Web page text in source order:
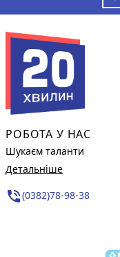
РОБОТА У НАС
Шукаєм таланти
Детальніше
phone_in_talk(0382)78-98-38